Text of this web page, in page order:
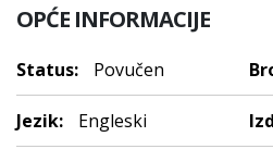
OPĆE INFORMACIJE
Status: Povučen
Jezik: Engleski